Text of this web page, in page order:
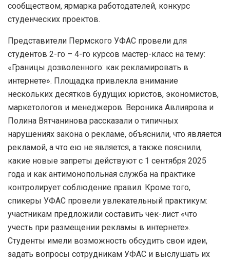
сообществом, ярмарка работодателей, конкурс
студенческих проектов.
Представители Пермского УФАС провели для
студентов 2-го – 4-го курсов мастер-класс на тему:
«Границы дозволенного: как рекламировать в
интернете». Площадка привлекла внимание
нескольких десятков будущих юристов, экономистов,
маркетологов и менеджеров. Вероника Авлиярова и
Полина Вятчанинова рассказали о типичных
нарушениях закона о рекламе, объяснили, что является
рекламой, а что ею не является, а также пояснили,
какие новые запреты действуют с 1 сентября 2025
года и как антимонопольная служба на практике
контролирует соблюдение правил. Кроме того,
спикеры УФАС провели увлекательный практикум:
участникам предложили составить чек-лист «что
учесть при размещении рекламы в интернете».
Студенты имели возможность обсудить свои идеи,
задать вопросы сотрудникам УФАС и выслушать их